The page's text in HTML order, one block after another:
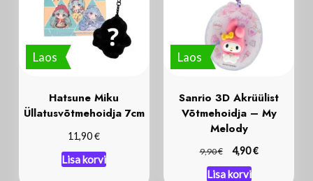
Laos
Hatsune Miku
Üllatusvõtmehoidja 7cm
11,90€
Lisa korvi
Laos
Sanrio 3D Akrüülist
Võtmehoidja – My
Melody
9,90€ 4,90€
Lisa korvi